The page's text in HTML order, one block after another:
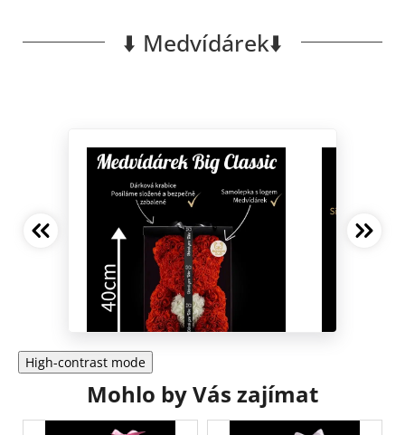
⬇️ Medvídárek⬇️
High-contrast mode
Mohlo by Vás zajímat